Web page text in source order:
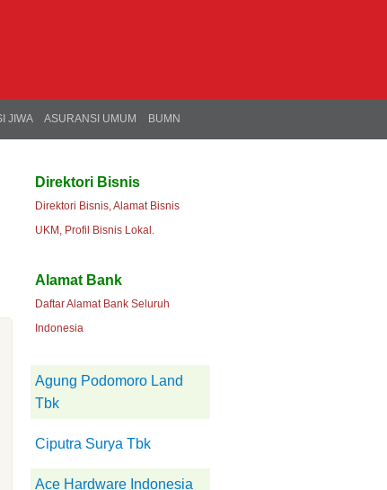
JIWA ASURANSI UMUM BUMN
Direktori Bisnis
Direktori Bisnis, Alamat Bisnis
UKM, Profil Bisnis Lokal.
Alamat Bank
Daftar Alamat Bank Seluruh
Indonesia
Agung Podomoro Land
Tbk
Ciputra Surya Tbk
Ace Hardware Indonesia